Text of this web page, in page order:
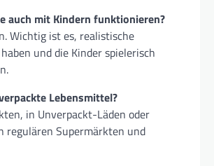
auch mit Kindern funktionieren?
Wichtig ist es, realistische
und die Kinder spielerisch
Lebensmittel?
in Unverpackt-Läden oder
regulären Supermärkten und